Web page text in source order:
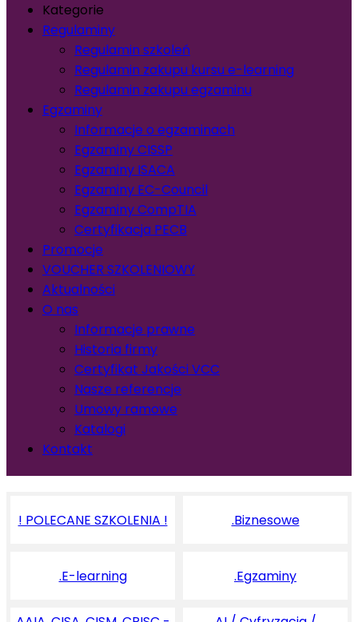
Kategorie
Regulaminy
Regulamin szkoleń
Regulamin zakupu kursu e-learning
Regulamin zakupu egzaminu
Egzaminy
Informacje o egzaminach
Egzaminy CISSP
Egzaminy ISACA
Egzaminy EC-Council
Egzaminy CompTIA
Certyfikacja PECB
Promocje
VOUCHER SZKOLENIOWY
Aktualności
O nas
Informacje prawne
Historia firmy
Certyfikat Jakości VCC
Nasze referencje
Umowy ramowe
Katalogi
Kontakt
! POLECANE SZKOLENIA ! .Biznesowe
.E-learning .Egzaminy